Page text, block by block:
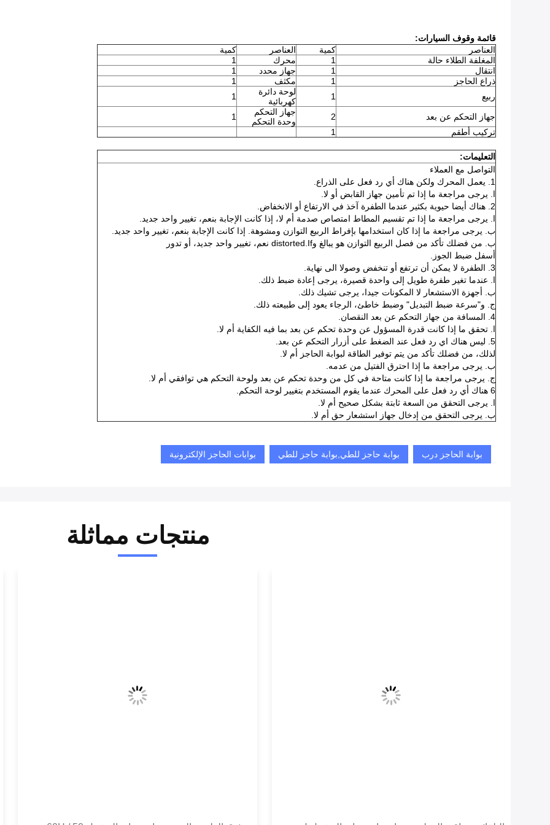
قائمة وقوف السيارات:
العناصر
كمية العناصر
كمية
المغلفة الطلاء حالة
1 محرك
1
انتقال
1 جهاز محدد
1
ذراع الحاجز
1 مكثف
1
ربيع
1
لوحة دائرة
كهربائية
1
جهاز التحكم عن بعد 2
جهاز التحكم
وحدة التحكم
1
تركيب أطقم
1
التعليمات:
التواصل مع العملاء
1. يعمل المحرك ولكن هناك أي رد فعل على الذراع.
ا. يرجى مراجعة ما إذا تم تأمين جهاز القابض أو لا.
2. هناك أيضا حيوية بكثير عندما الطفرة آخذ في الارتفاع أو الانخفاض.
ا. يرجى مراجعة ما إذا تم تقسيم المطاط امتصاص صدمة أم لا، إذا كانت الإجابة بنعم، تغيير واحد جديد.
ب. يرجى مراجعة ما إذا كان استخدامها بإفراط الربيع التوازن ومشوهة. إذا كانت الإجابة بنعم، تغيير واحد جديد.
ب. من فضلك تأكد من فصل الربيع التوازن هو يبالغ وdistorted.If نعم، تغيير واحد جديد، أو تدور
أسفل ضبط الجوز.
3. الطفرة لا يمكن أن ترتفع أو تنخفض وصولا الى نهاية.
ا. عندما تغير طفرة طويل إلى واحدة قصيرة، يرجى إعادة ضبط ذلك.
ب. أجهزة الاستشعار لا المكونات جيدا، يرجى تشيك ذلك.
ج. و"سرعة ضبط التبديل" وضبط خاطئ، الرجاء يعود إلى طبيعته ذلك.
4. المسافة من جهاز التحكم عن بعد النقصان.
ا. تحقق ما إذا كانت قدرة المسؤول عن وحدة تحكم عن بعد بما فيه الكفاية أم لا.
5. ليس هناك اي رد فعل عند الضغط على أزرار التحكم عن بعد.
لذلك، من فضلك تأكد من يتم توفير الطاقة لبوابة الحاجز أم لا.
ب. يرجى مراجعة ما إذا احترق الفتيل من عدمه.
ج. يرجى مراجعة ما إذا كانت متاحة في كل من وحدة تحكم عن بعد ولوحة التحكم هي توافقي أم لا.
6 هناك أي رد فعل على المحرك عندما يقوم المستخدم بتغيير لوحة التحكم.
ا. يرجى التحقق من السعة ثابتة بشكل صحيح أم لا.
ب. يرجى التحقق من إدخال جهاز استشعار حق أم لا.
بوابة الحاجز درب بوابة حاجز للطي,بوابة حاجز للطي بوابات الحاجز الإلكترونية
منتجات مماثلة